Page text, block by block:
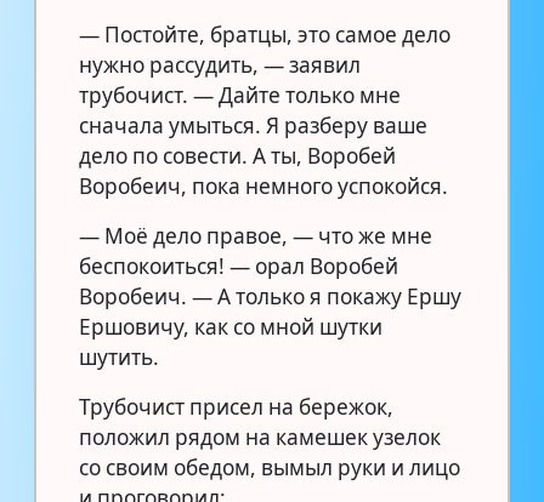
— Постойте, братцы, это самое дело
нужно рассудить, — заявил
трубочист. — Дайте только мне
сначала умыться. Я разберу ваше
дело по совести. А ты, Воробей
Воробеич, пока немного успокойся.
— Моё дело правое, — что же мне
беспокоиться! — орал Воробей
Воробеич. — А только я покажу Ершу
Ершовичу, как со мной шутки
шутить.
Трубочист присел на бережок,
положил рядом на камешек узелок
со своим обедом, вымыл руки и лицо